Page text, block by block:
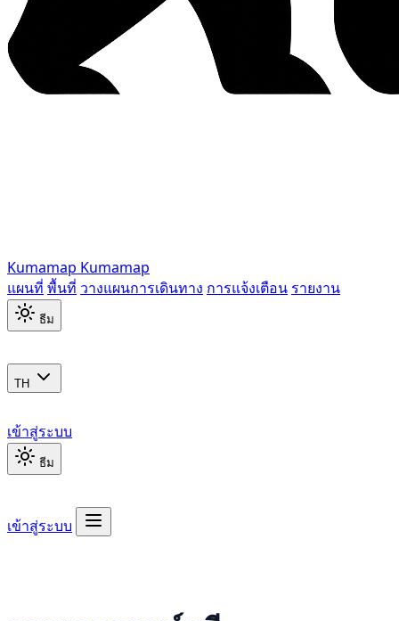
Kumamap Kumamap
แผนที่ พื้นที่ วางแผนการเดินทาง การแจ้งเตือน รายงาน
ธีม
TH
เข้าสู่ระบบ
ธีม
เข้าสู่ระบบ